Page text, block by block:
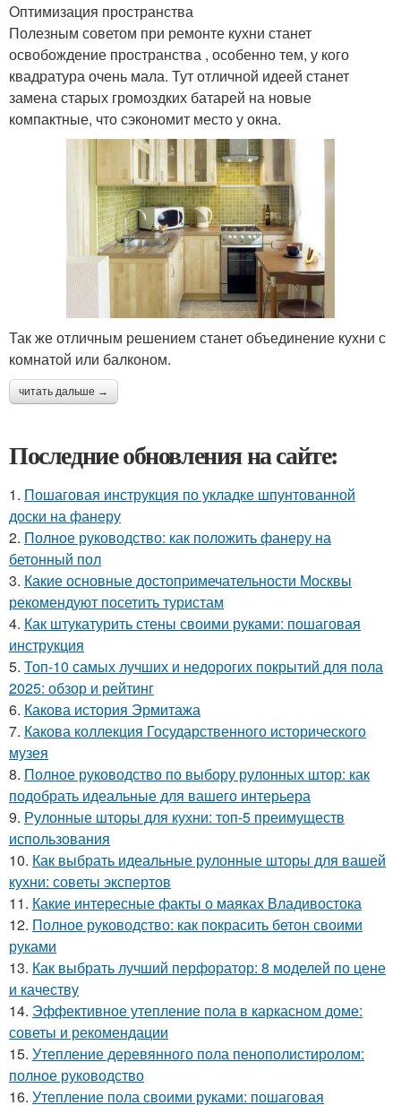
Оптимизация пространства
Полезным советом при ремонте кухни станет
освобождение пространства , особенно тем, у кого
квадратура очень мала. Тут отличной идеей станет
замена старых громоздких батарей на новые
компактные, что сэкономит место у окна.
Так же отличным решением станет объединение кухни с
комнатой или балконом.
читать дальше →
Последние обновления на сайте:
1. Пошаговая инструкция по укладке шпунтованной
доски на фанеру
2. Полное руководство: как положить фанеру на
бетонный пол
3. Какие основные достопримечательности Москвы
рекомендуют посетить туристам
4. Как штукатурить стены своими руками: пошаговая
инструкция
5. Топ-10 самых лучших и недорогих покрытий для пола
2025: обзор и рейтинг
6. Какова история Эрмитажа
7. Какова коллекция Государственного исторического
музея
8. Полное руководство по выбору рулонных штор: как
подобрать идеальные для вашего интерьера
9. Рулонные шторы для кухни: топ-5 преимуществ
использования
10. Как выбрать идеальные рулонные шторы для вашей
кухни: советы экспертов
11. Какие интересные факты о маяках Владивостока
12. Полное руководство: как покрасить бетон своими
руками
13. Как выбрать лучший перфоратор: 8 моделей по цене
и качеству
14. Эффективное утепление пола в каркасном доме:
советы и рекомендации
15. Утепление деревянного пола пенополистиролом:
полное руководство
16. Утепление пола своими руками: пошаговая